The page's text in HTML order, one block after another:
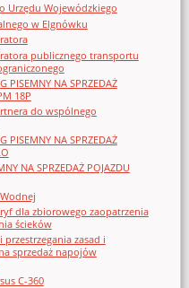
Urzędu Wojewódzkiego
w Elgnówku
publicznego transportu
PISEMNY NA SPRZEDAŻ
18P
do wspólnego
PISEMNY NA SPRZEDAŻ
NA SPRZEDAŻ POJAZDU
dla zbiorowego zaopatrzenia
ścieków
zasad i
sprzedaż napojów
C-360